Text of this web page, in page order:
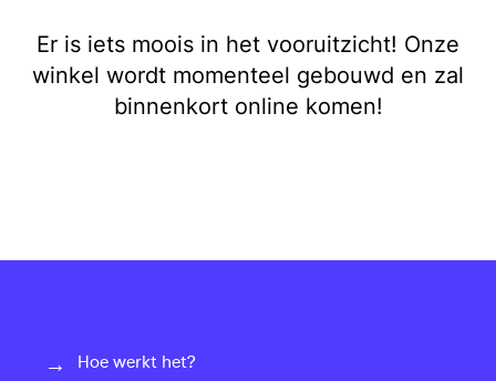
Er is iets moois in het vooruitzicht! Onze
winkel wordt momenteel gebouwd en zal
binnenkort online komen!
Hoe werkt het?